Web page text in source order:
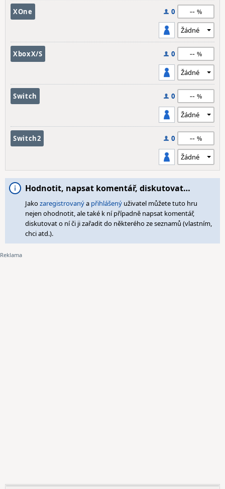
XOne 0 --
XboxX/S 0 --
Switch 0 --
Switch2 0 --
Hodnotit, napsat komentář, diskutovat…
Jakozaregistrovanýa přihlášený uživatel můžete tuto hru
nejen ohodnotit, ale také k ní případně napsat komentář,
diskutovat o ní či ji zařadit do některého ze seznamů (vlastním,
chci atd.).